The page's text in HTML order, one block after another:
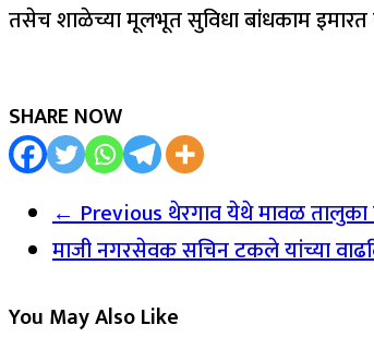
तसेच शाळेच्या मूलभूत सुविधा बांधकाम इमारत
SHARE NOW
← Previousथेरगाव येथे मावळ तालुका
माजी नगरसेवक सचिन टकले यांच्या
You May Also Like